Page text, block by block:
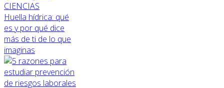
CIENCIAS
Huella hídrica: qué
es y por qué dice
más de ti de lo que
imaginas